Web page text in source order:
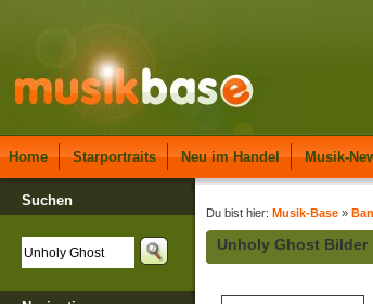
Home Starportraits Neu im Handel Musik-
Suchen
Du bist hier: Musik-Base »
Unholy Ghost Bilder